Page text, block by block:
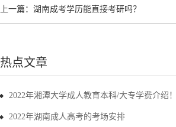
上一篇： 湖南成考学历能直接考研吗？
热点文章
2022年湘潭大学成人教育本科/大专学费介绍！
2022年湖南成人高考的考场安排